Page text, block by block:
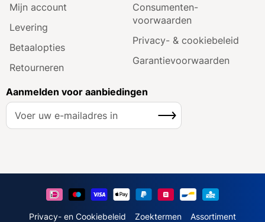
Mijn account
Levering
Betaalopties
Retourneren
Consumenten­
voorwaarden
Privacy- & cookiebeleid
Garantie­voorwaarden
Aanmelden voor aanbiedingen
A
e
Inschrijven
Privacy- en Cookiebeleid Zoektermen Assortiment